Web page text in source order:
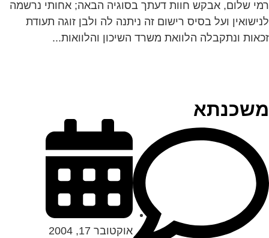
שלום, אבקש חוות דעתך בסוגיה הבאה; אחותי נרשמה
ועל בסיס רישום זה ניתנה לה ולבן זוגה תעודת
ונתקבלה הלוואת משרד השיכון והלוואות...
אוקטובר 17, 2004